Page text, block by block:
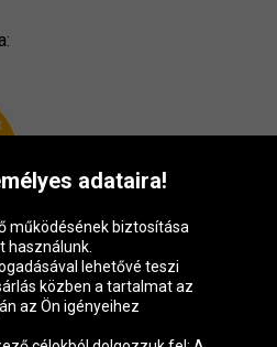
adataira!
működésének biztosítása
használunk.
lehetővé teszi
közben a tartalmat az
az Ön igényeihez